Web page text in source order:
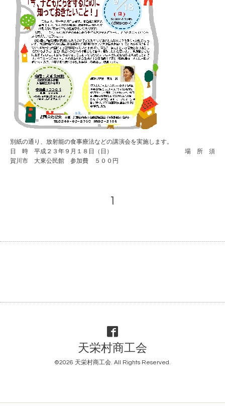
別紙の通り、放射能の食事療法などの講演会を実施します。
日 時 平成２３年９月１８日（日） 場 所 須
賀川市 大東公民館 参加費 ５００円
1
天栄村商工会
©2026 天栄村商工会. All Rights Reserved.